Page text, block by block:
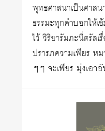
พุทธศาสนาเป็นศาส
ธรรมะทุกคำบอกให้เ
ไว้ วิริยารัมภะนี่ตรัส
ปรารภความเพียร ห
ๆๆ จะเพียร มุ่งเอา